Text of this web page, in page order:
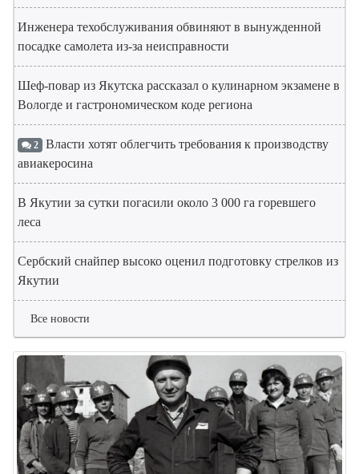
Инженера техобслуживания обвиняют в вынужденной
посадке самолета из-за неисправности
Шеф-повар из Якутска рассказал о кулинарном экзамене в
Вологде и гастрономическом коде региона
2 Власти хотят облегчить требования к производству
авиакеросина
В Якутии за сутки погасили около 3 000 га горевшего
леса
Сербский снайпер высоко оценил подготовку стрелков из
Якутии
Все новости